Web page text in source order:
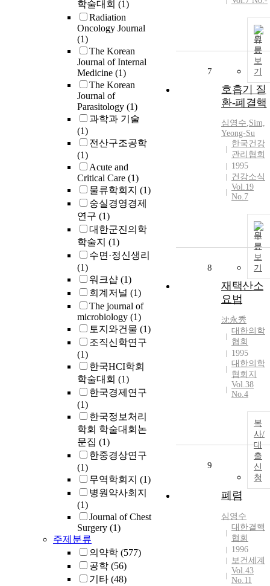
학술대회 (1)
Radiation
Oncology Journal
(1)
The Korean
Journal of Internal
Medicine (1)
The Korean
Journal of
Parasitology (1)
과학과 기술
(1)
전산구조공학
(1)
Acute and
Critical Care (1)
물류학회지 (1)
숭실경영경제
연구 (1)
대한군진의학
학술지 (1)
수면·정신생리
(1)
워크샵 (1)
회계저널 (1)
The journal of
microbiology (1)
토지와건물 (1)
조직신학연구
(1)
한국HCI학회
학술대회 (1)
한국경제연구
(1)
한국정보처리
학회 학술대회논
문집 (1)
한중경상연구
(1)
무역학회지 (1)
병원약사회지
(1)
Journal of Chest
Surgery (1)
주제분류
의약학 (577)
공학 (56)
기타 (48)
원
문
보
기
7
호흡기 질
환-폐결핵
심영수,Sim,
Yeong-Su
한국건강
관리협회
1995
건강소식
Vol.19
No.7
원
문
보
기
8
재택산소
요법
沈永秀
대한의학
협회
1995
대한의학
협회지
Vol.38
No.4
복
사/
대
출
신
청
9
폐렴
심영수
대한결핵
협회
1996
보건세계
Vol.43
No.11